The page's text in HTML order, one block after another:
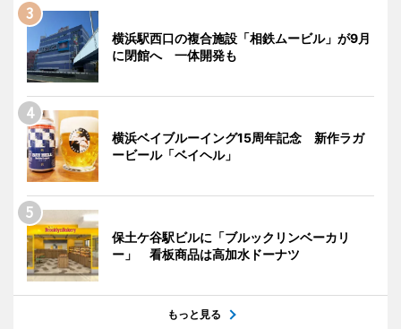
横浜駅西口の複合施設「相鉄ムービル」が9月
に閉館へ 一体開発も
横浜ベイブルーイング15周年記念 新作ラガ
ービール「ベイヘル」
保土ケ谷駅ビルに「ブルックリンベーカリ
ー」 看板商品は高加水ドーナツ
もっと見る